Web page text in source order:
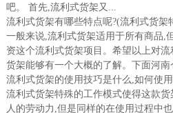
吧。 首先,流利式货架又...
流利式货架有哪些特点呢?(流利式货架
一般来说,流利式货架适用于所有商品,
资这个流利式货架项目。希望以上对
货架能够有一个大概的了解。下面河南
流利式货架的使用技巧是什么,如何使
流利式货架特殊的工作模式使得这款
人的劳动力,但是同样的在使用过程中